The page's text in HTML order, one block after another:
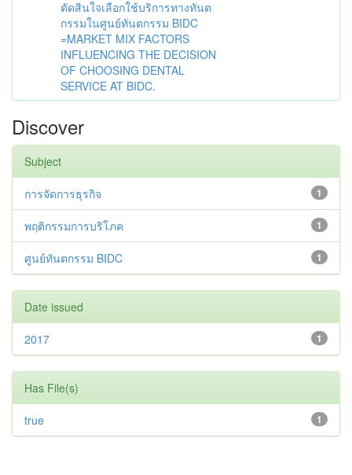
ตัดสินใจเลือกใช้บริการทางทันต
กรรมในศูนย์ทันตกรรม BIDC
=MARKET MIX FACTORS
INFLUENCING THE DECISION
OF CHOOSING DENTAL
SERVICE AT BIDC.
Discover
Subject
1
การจัดการธุรกิจ
1
พฤติกรรมการบริโภค
1
ศูนย์ทันตกรรม BIDC
Date issued
1
2017
Has File(s)
1
true